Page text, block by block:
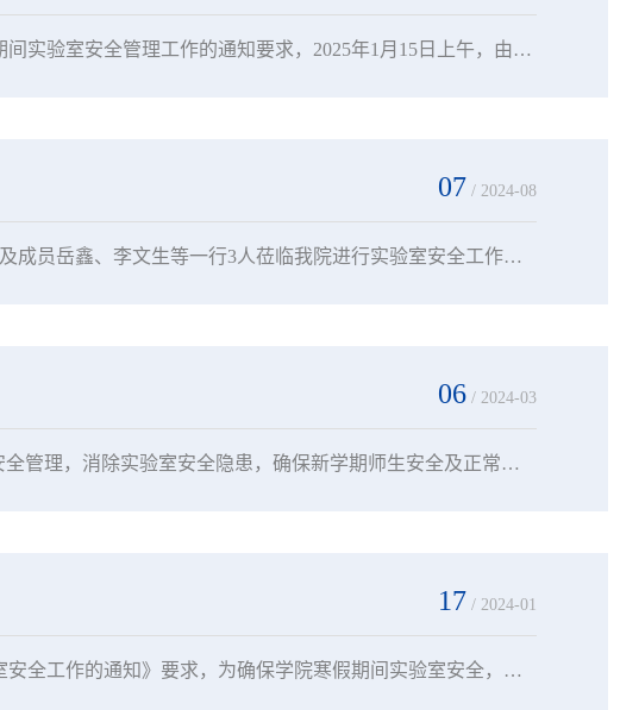
为确保寒假期间实验实训室安全，按照自治区教育厅关于做好寒假期间实验室安全管理工作的通知要求，2025年1月15日上午，由学院党委委员、副院长郭志忠带队，教务处处长巩利萍以及教务处、办公室相关负责人组成的检查组，在全院范围内开展了实验实训室及相关场所的安全隐患集中检查，重点对实验实训室的安全管理、实验场所安全设施、“四关、四防”等方面进行检查。检查组先后到科教大厦、警体馆、实验实训楼重点部位，对办公室、教务处、...
07 / 2024-08
6月28日下午，自治区教育厅实验室安全现场检查组观察员李利军以及成员岳鑫、李文生等一行3人莅临我院进行实验室安全工作专项检查与指导。检查组通过听取简要汇报、查阅台账、实地考察和现场反馈四个环节对学院实验室安全工作进行了全方位检查。党委委员、副院长、二级巡视员郭志忠出席会议并讲话。教务处、办公室、侦查系、治安系、交通管理系、法律系、政治理论教学部、警体教学部等相关职能部门负责人及各实验室相关管理人员参加会议。...
06 / 2024-03
为进一步做好“开学第一课”准备工作，加强2024年春季学期实验室安全管理，消除实验室安全隐患，确保新学期师生安全及正常教学秩序，3月4日上午，学院开展校园安全和实验室安全大检查。学院党委委员、副院长刘伟、哈布日带队，办公室、教务处、学生处、后勤处等部门负责人陪同检查。检查组一行先后来到科教大厦、警体馆、警训楼等场所，实地对办公室、教务处、侦查系、交通管理系、警体教学部所属各实验室进行了检查，对照检查重点内容，...
17 / 2024-01
按照自治区教育厅《关于做好2024年度寒假期间高等学校科研实验室安全工作的通知》要求，为确保学院寒假期间实验室安全，防止安全事故发生，1月17日上午，由学院党委委员、副院长郭志忠带队，教务处处长巩利萍以及办公室、教务处、侦查系、交通管理系、警体教学部等实验室责任管理部门相关负责人组成检查组，对全院各实验（训）室开展安全隐患集中检查，重点对实验室安全管理是否存在疏漏、实验场所安全设施是否完善、“四关、四防”...